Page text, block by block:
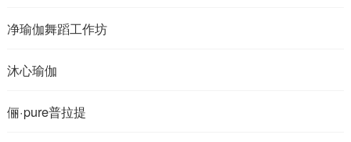
净瑜伽舞蹈工作坊
沐心瑜伽
俪·pure普拉提